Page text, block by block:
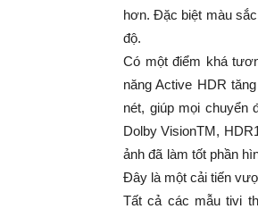
hơn. Đặc biệt màu
độ.
Có một điểm khá
năng Active HDR
nét, giúp mọi chuyển
Dolby VisionTM,
ảnh đã làm tốt phần
Đây là một cải tiến
Tất cả các mẫu tivi